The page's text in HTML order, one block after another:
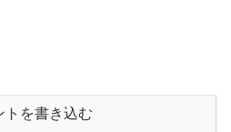
トを書き込む